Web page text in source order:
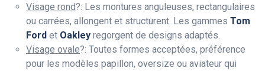
Visage rond?: Les montures anguleuses, rectangulaires
ou carrées, allongent et structurent. Les gammes Tom
Ford et Oakley regorgent de designs adaptés.
Visage ovale?: Toutes formes acceptées, préférence
pour les modèles papillon, oversize ou aviateur qui